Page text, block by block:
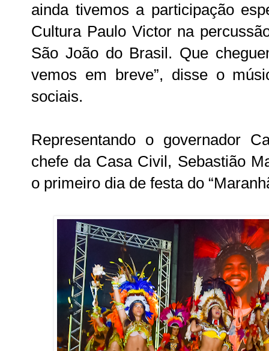
ainda tivemos a participação
Cultura Paulo Victor na
São João do Brasil. Que
vemos em breve”, disse o
sociais.
Representando o governador
chefe da Casa Civil, Sebastião
o primeiro dia de festa do